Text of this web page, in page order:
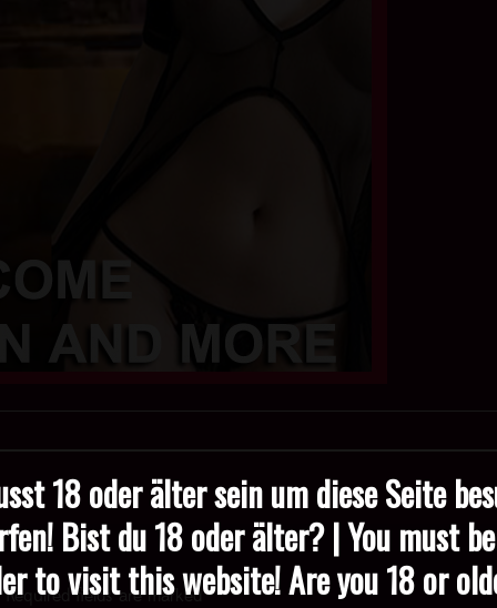
18 oder älter sein um diese Seite
Bist du 18 oder älter? | You must
to visit this website! Are you 18 or
Required fields are marked*